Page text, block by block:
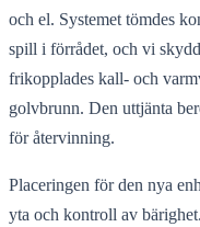
och el. Systemet tömdes
spill i förrådet, och vi
frikopplades kall- och
golvbrunn. Den uttjänta
för återvinning.
Placeringen för den nya
yta och kontroll av